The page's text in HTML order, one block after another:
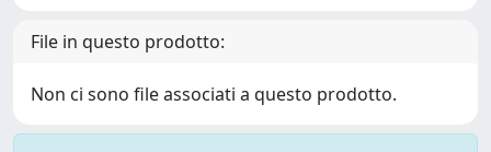
File in questo prodotto:
Non ci sono file associati a questo prodotto.